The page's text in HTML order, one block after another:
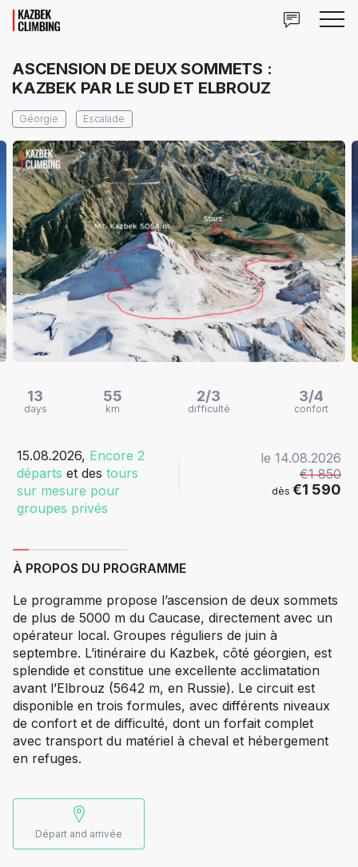
ASCENSION DE DEUX SOMMETS :
KAZBEK PAR LE SUD ET ELBROUZ
Géorgie Escalade
13
days
55
km
2/3
difficulté
3/4
confort
15.08.2026, Encore 2
départs et des tours
sur mesure pour
groupes privés
le14.08.2026
€1 850
dès €1 590
À PROPOS DU PROGRAMME
Le programme propose l’ascension de deux sommets
de plus de 5000 m du Caucase, directement avec un
opérateur local. Groupes réguliers de juin à
septembre. L’itinéraire du Kazbek, côté géorgien, est
splendide et constitue une excellente acclimatation
avant l’Elbrouz (5642 m, en Russie). Le circuit est
disponible en trois formules, avec différents niveaux
de confort et de difficulté, dont un forfait complet
avec transport du matériel à cheval et hébergement
en refuges.
Départ and arrivée